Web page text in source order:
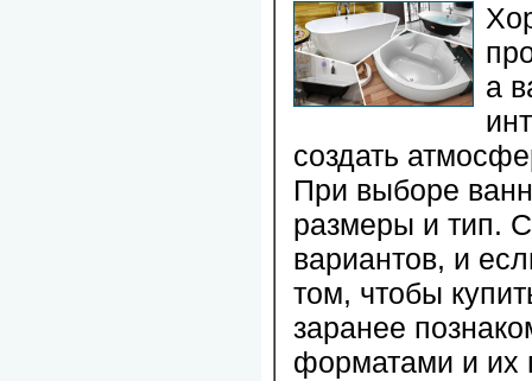
а
создать
При выборе
размеры и тип.
вариантов, и
том, чтобы
заранее
форматами и их